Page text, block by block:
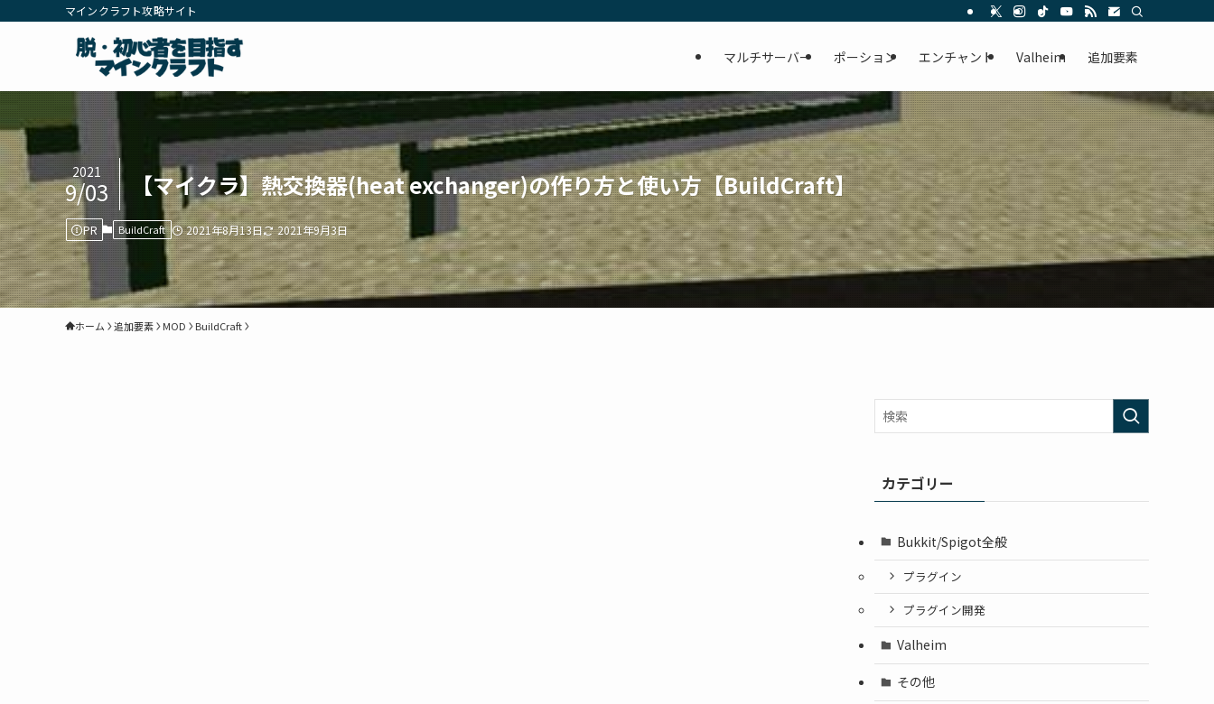
マインクラフト攻略サイト
マルチサーバー ポーション エンチャント Valheim 追加要素
【マイクラ】熱交換器(heat exchanger)の作り方と使い方【BuildCraft】
2021
9/03
PR BuildCraft 2021年8月13日 2021年9月3日
ホーム 追加要素 MOD BuildCraft
カテゴリー
Bukkit/Spigot全般
プラグイン
プラグイン開発
Valheim
その他